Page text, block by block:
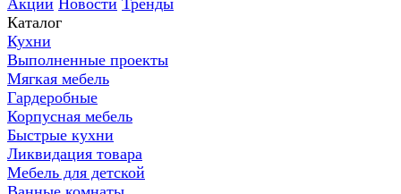
Акции Новости Тренды
Каталог
Кухни
Выполненные проекты
Мягкая мебель
Гардеробные
Корпусная мебель
Быстрые кухни
Ликвидация товара
Мебель для детской